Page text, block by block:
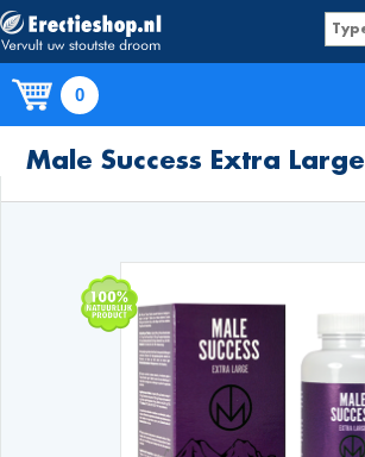
0
Producten
Male Success Extra Large